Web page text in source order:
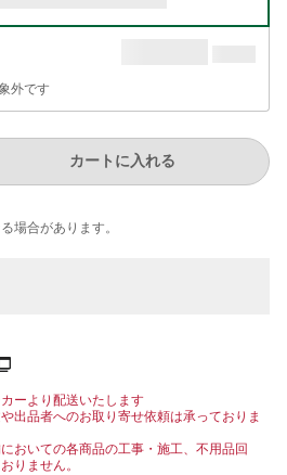
外です
カートに入れる
場合が​あります。
ーより配送いたします
出品者へのお取り寄せ依頼は承っておりま
おいての各商品の工事・施工、不用品回
りません。